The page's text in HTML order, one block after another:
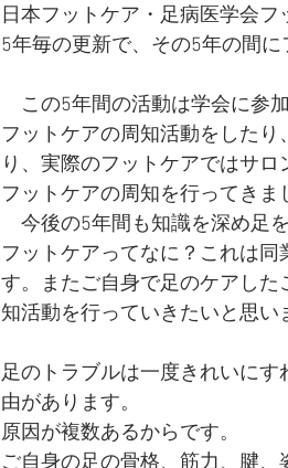
日本フットケア・足病医学会フ
5年毎の更新で、その5年の間に
この5年間の活動は学会に参
フットケアの周知活動をした
り、実際のフットケアではサ
フットケアの周知を行ってきま
今後の5年間も知識を深め足
フットケアってなに？これは
す。またご自身で足のケアし
知活動を行っていきたいと思い
足のトラブルは一度きれいに
由があります。
原因が複数あるからです。
ご自身の足の骨格、筋力、腱